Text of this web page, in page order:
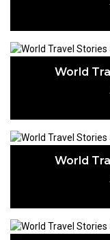
World
World